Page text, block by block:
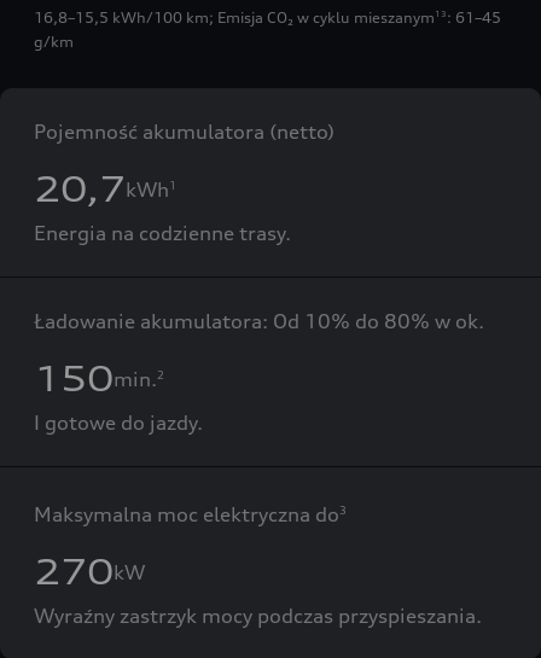
16,8–15,5 kWh/100 km; Emisja CO₂ w cyklu mieszanym 13 : 61–45
g/km
Pojemność akumulatora (netto)
20,7kWh1
Energia na codzienne trasy.
Ładowanie akumulatora: Od 10% do 80% w ok.
150min.2
I gotowe do jazdy.
Maksymalna moc elektryczna do3
270kW
Wyraźny zastrzyk mocy podczas przyspieszania.